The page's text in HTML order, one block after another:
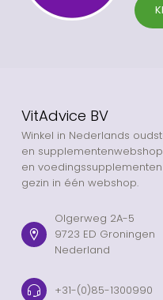
VitAdvice BV
Winkel in Nederlands
en
en
gezin in één webshop.
Olgerweg 2A-5
9723 ED Groningen
Nederland
+31-(0)85-1300990